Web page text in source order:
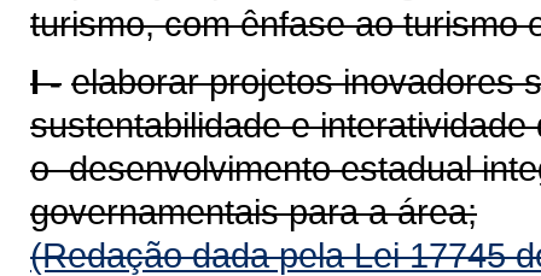
turismo, com ênfase ao turismo
I - elaborar projetos inovadores
sustentabilidade e
o desenvolvimento estadual
governamentais para a área;
(Redação dada pela Lei 17745